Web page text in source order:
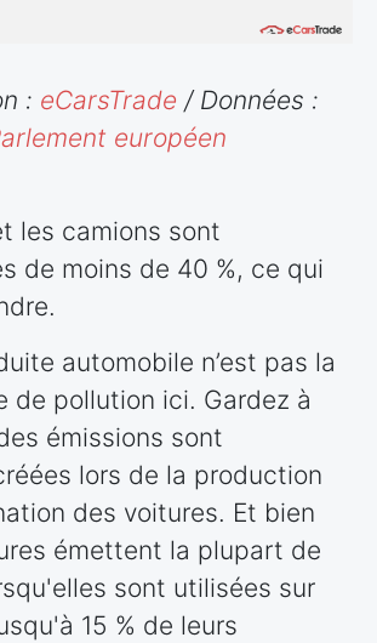
: eCarsTrade / Données :
européen
les camions sont
de moins de 40 %, ce qui
automobile n’est pas la
de pollution ici. Gardez à
émissions sont
lors de la production
des voitures. Et bien
émettent la plupart de
sont utilisées sur
15 % de leurs